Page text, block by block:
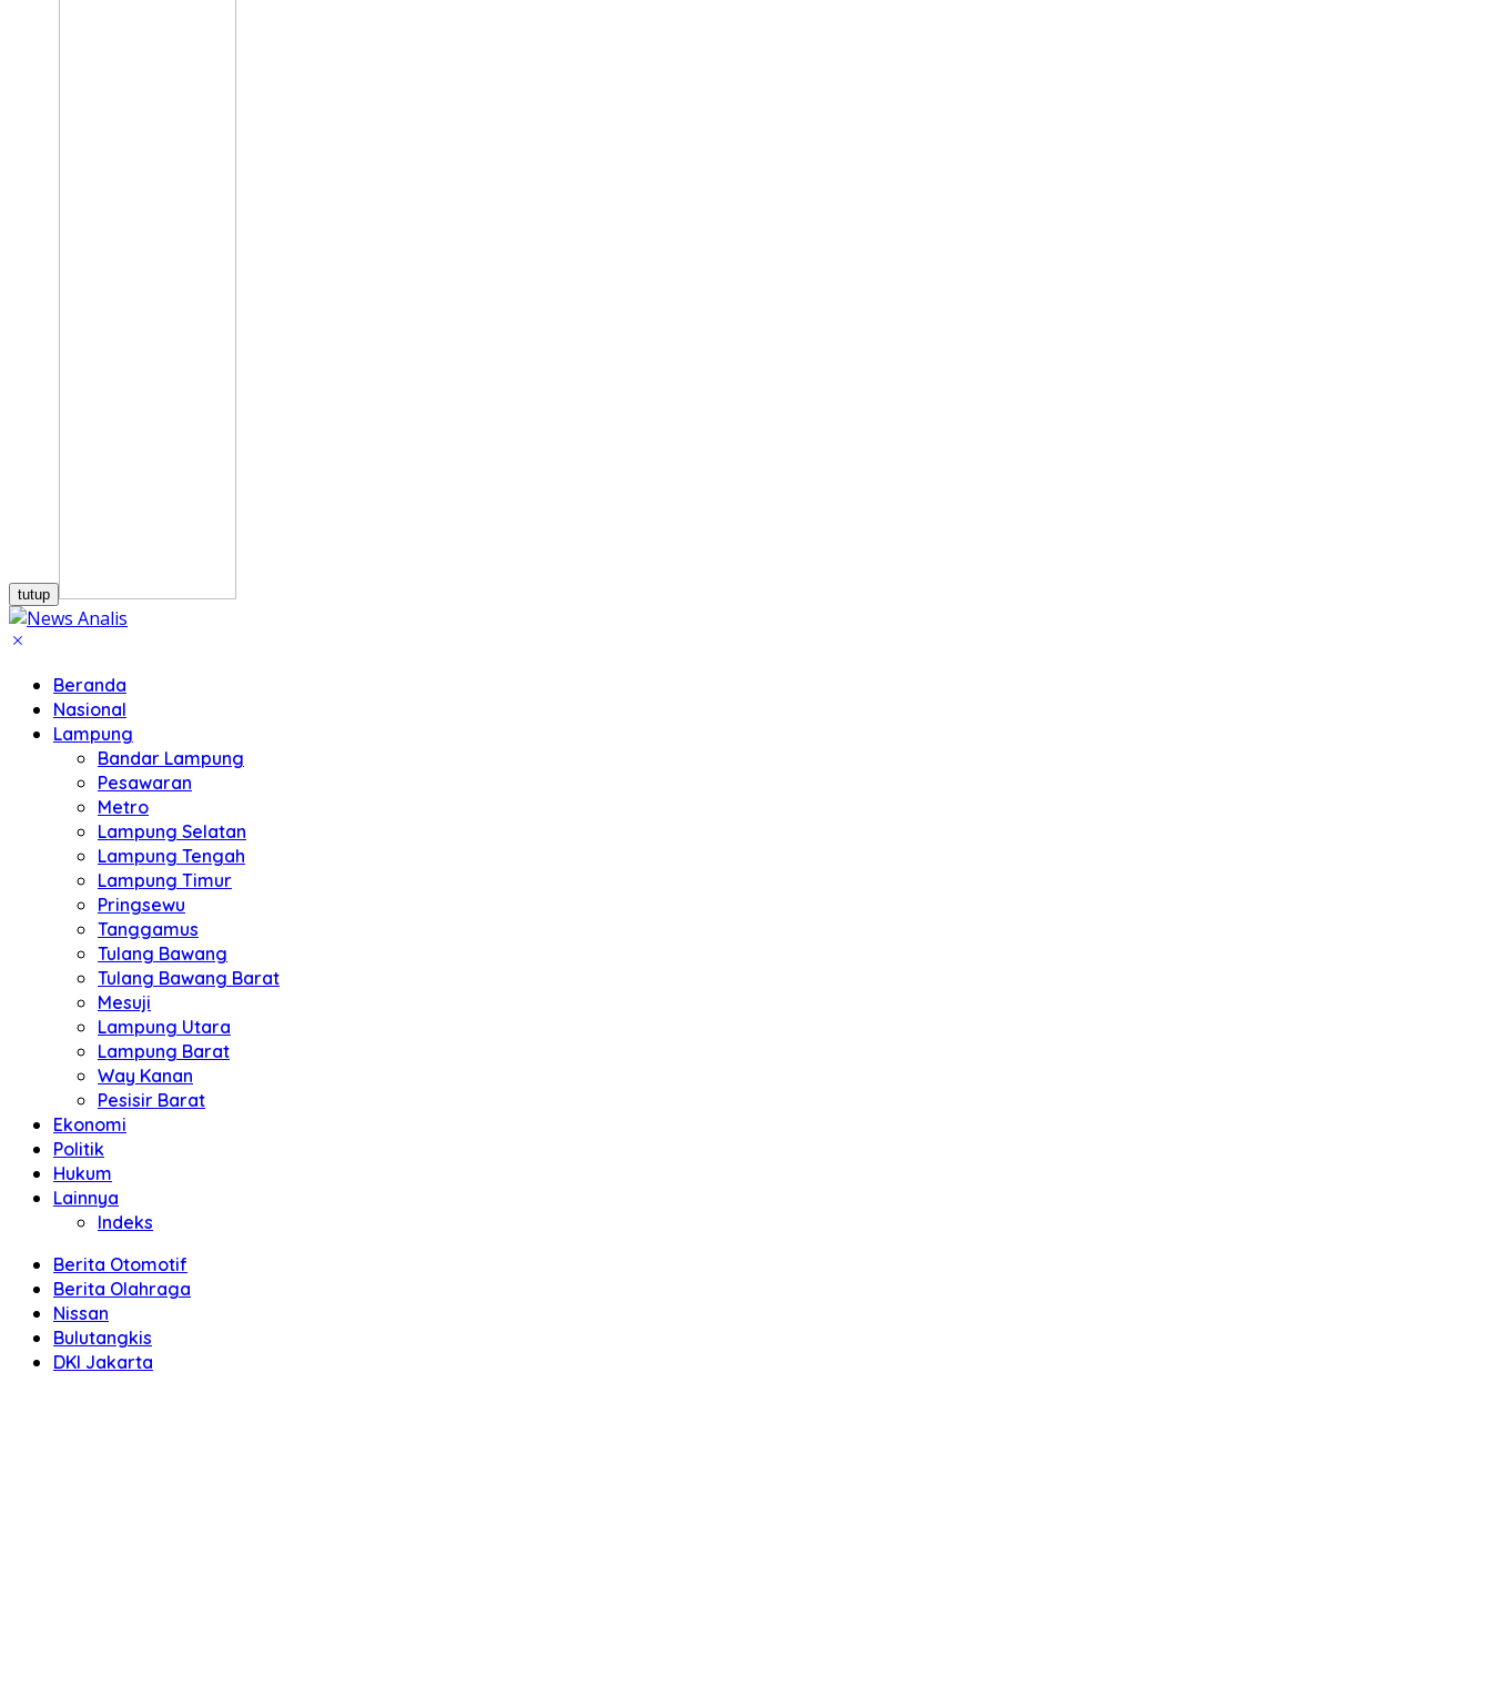
tutup
Beranda
Nasional
Lampung
Bandar Lampung
Pesawaran
Metro
Lampung Selatan
Lampung Tengah
Lampung Timur
Pringsewu
Tanggamus
Tulang Bawang
Tulang Bawang Barat
Mesuji
Lampung Utara
Lampung Barat
Way Kanan
Pesisir Barat
Ekonomi
Politik
Hukum
Lainnya
Indeks
Berita Otomotif
Berita Olahraga
Nissan
Bulutangkis
DKI Jakarta